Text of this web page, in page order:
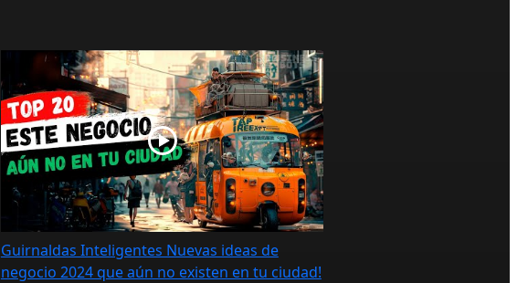
Guirnaldas Inteligentes Nuevas ideas de
negocio 2024 que aún no existen en tu ciudad!